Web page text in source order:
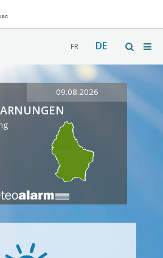
FR DE
09.08.2026